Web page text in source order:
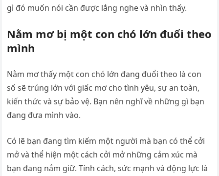
gì đó muốn nói cần được lắng nghe và nhìn thấy.
Nằm mơ bị một con chó lớn đuổi theo
mình
Nằm mơ thấy một con chó lớn đang đuổi theo là con
số sẽ trúng lớn với giấc mơ cho tình yêu, sự an toàn,
kiến thức và sự bảo vệ. Bạn nên nghĩ về những gì bạn
đang đưa mình vào.
Có lẽ bạn đang tìm kiếm một người mà bạn có thể cởi
mở và thể hiện một cách cởi mở những cảm xúc mà
bạn đang nắm giữ. Tính cách, sức mạnh và động lực là